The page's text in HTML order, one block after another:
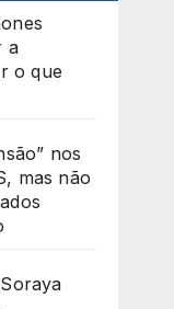
a
o que
nos
mas não